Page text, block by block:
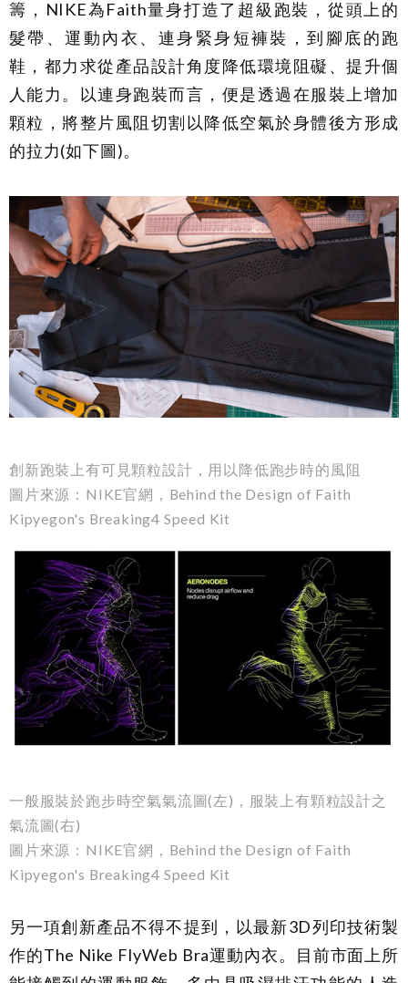
籌，NIKE為Faith量身打造了超級跑裝，從頭上的
髮帶、運動內衣、連身緊身短褲裝，到腳底的跑
鞋，都力求從產品設計角度降低環境阻礙、提升個
人能力。以連身跑裝而言，便是透過在服裝上增加
顆粒，將整片風阻切割以降低空氣於身體後方形成
的拉力(如下圖)。
創新跑裝上有可見顆粒設計，用以降低跑步時的風阻
圖片來源：NIKE官網，Behind the Design of Faith
Kipyegon's Breaking4 Speed Kit
一般服裝於跑步時空氣氣流圖(左)，服裝上有顆粒設計之
氣流圖(右)
圖片來源：NIKE官網，Behind the Design of Faith
Kipyegon's Breaking4 Speed Kit
另一項創新產品不得不提到，以最新3D列印技術製
作的The Nike FlyWeb Bra運動內衣。目前市面上所